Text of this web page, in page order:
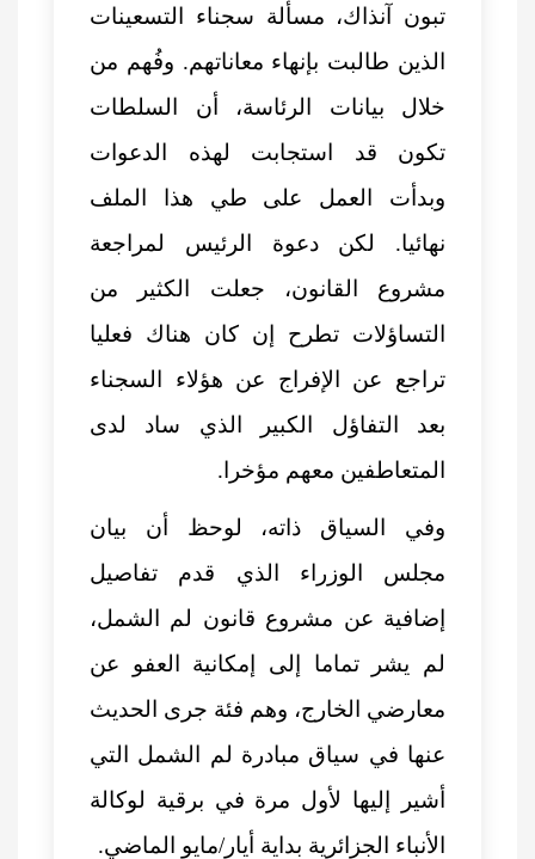
تبون آنذاك، مسألة سجناء التسعينات
الذين طالبت بإنهاء معاناتهم. وفُهم من
خلال بيانات الرئاسة، أن السلطات
تكون قد استجابت لهذه الدعوات
وبدأت العمل على طي هذا الملف
نهائيا. لكن دعوة الرئيس لمراجعة
مشروع القانون، جعلت الكثير من
التساؤلات تطرح إن كان هناك فعليا
تراجع عن الإفراج عن هؤلاء السجناء
بعد التفاؤل الكبير الذي ساد لدى
المتعاطفين معهم مؤخرا.
وفي السياق ذاته، لوحظ أن بيان
مجلس الوزراء الذي قدم تفاصيل
إضافية عن مشروع قانون لم الشمل،
لم يشر تماما إلى إمكانية العفو عن
معارضي الخارج، وهم فئة جرى الحديث
عنها في سياق مبادرة لم الشمل التي
أشير إليها لأول مرة في برقية لوكالة
الأنباء الجزائرية بداية أيار/مايو الماضي.